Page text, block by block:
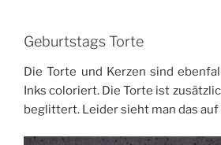
Geburtstags Torte
Die Torte und Kerzen sind
Inks coloriert. Die Torte ist
beglittert. Leider sieht man das